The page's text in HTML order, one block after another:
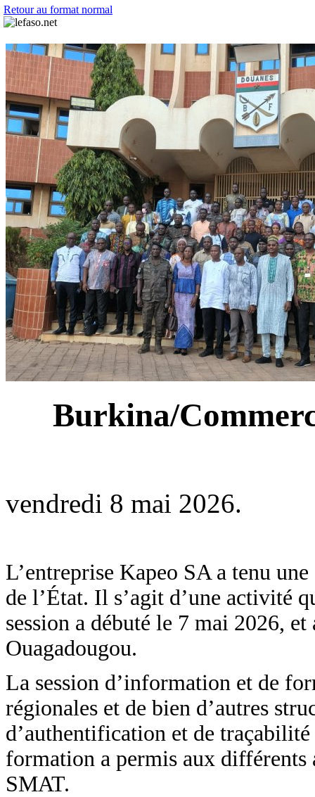
Retour au format normal
Burkina/
vendredi 8 mai 2026.
L’entreprise Kapeo SA a tenu
de l’État. Il s’agit d’une activité
session a débuté le 7 mai 2026,
Ouagadougou.
La session d’information et de
régionales et de bien d’autres
d’authentification et de
formation a permis aux différents
SMAT.